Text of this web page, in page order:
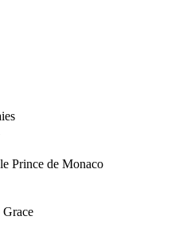
Prince de Monaco
Grace